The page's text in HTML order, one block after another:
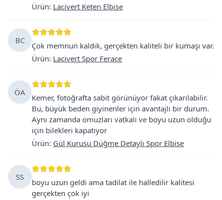
Ürün: Lacivert Keten Elbise
BC
Çok memnun kaldık, gerçekten kaliteli bir kumaşı var.
Ürün: Lacivert Spor Ferace
ÖA
Kemer, fotoğrafta sabit görünüyor fakat çıkarılabilir.
Bu, büyük beden giyinenler için avantajlı bir durum.
Aynı zamanda omuzları vatkalı ve boyu uzun olduğu
için bilekleri kapatıyor
Ürün: Gül Kurusu Düğme Detaylı Spor Elbise
SS
boyu uzun geldi ama tadilat ile halledilir kalitesi
gerçekten çok iyi